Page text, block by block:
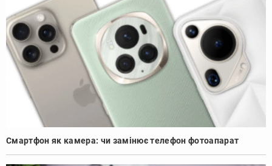
Смартфон як камера: чи замінює телефон фотоапарат